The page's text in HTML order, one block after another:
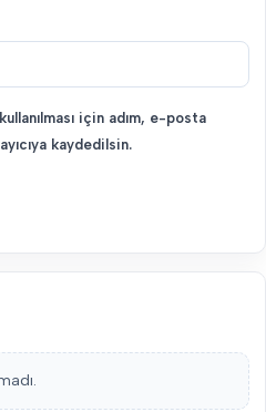
için adım, e-posta
kaydedilsin.